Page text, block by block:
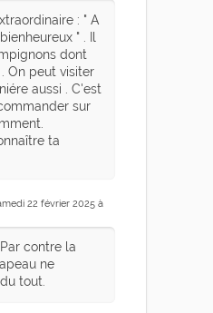
: " A
" . Il
dont
On peut visiter
aussi . C'est
sur
ta
22 février 2025 à
contre la
ne
tout.